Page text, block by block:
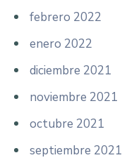
febrero 2022
enero 2022
diciembre 2021
noviembre 2021
octubre 2021
septiembre 2021